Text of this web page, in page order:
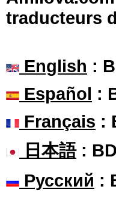
traducteurs
English :
Español :
Français :
日本語:
Русский :